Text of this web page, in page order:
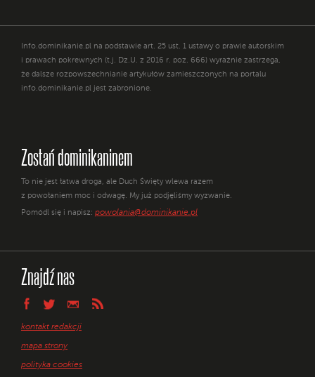
Info.dominikanie.pl na podstawie art. 25 ust. 1 ustawy o prawie autorskim
i prawach pokrewnych (t.j. Dz.U. z 2016 r. poz. 666) wyraźnie zastrzega,
że dalsze rozpowszechnianie artykułów zamieszczonych na portalu
info.dominikanie.pl jest zabronione.
Zostań dominikaninem
To nie jest łatwa droga, ale Duch Święty wlewa razem
z powołaniem moc i odwagę. My już podjęliśmy wyzwanie.
Pomódl się i napisz: powolania@dominikanie.pl
Znajdź nas
kontakt redakcji
mapa strony
polityka cookies